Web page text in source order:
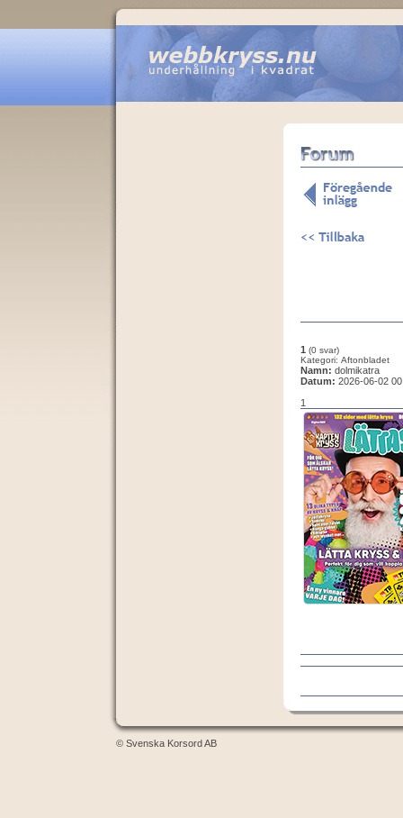
1 (0 svar)
Kategori: Aftonbladet
Namn: dolmikatra
Datum: 2026-06-02
1
© Svenska Korsord AB